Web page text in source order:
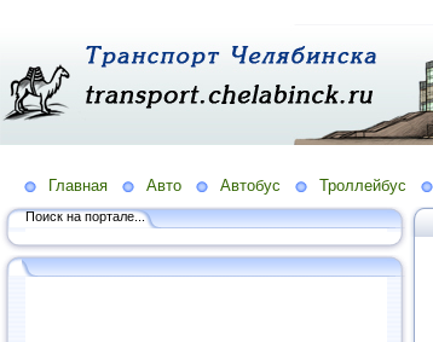
Главная Авто Автобус Троллейбус
Поиск на портале...